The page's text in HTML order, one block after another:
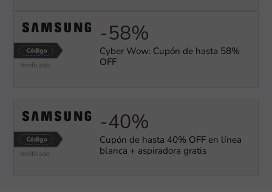
-58%
Cyber Wow: Cupón de hasta 58%
OFF
-40%
Cupón de hasta 40% OFF en línea
blanca + aspiradora gratis